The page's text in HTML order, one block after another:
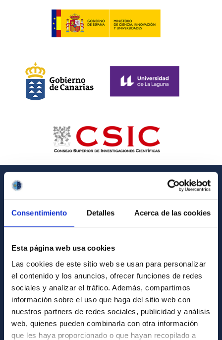
Consentimiento Detalles Acerca de las cookies
Esta página web usa cookies
Las cookies de este sitio web se usan para personalizar
el contenido y los anuncios, ofrecer funciones de redes
sociales y analizar el tráfico. Además, compartimos
información sobre el uso que haga del sitio web con
nuestros partners de redes sociales, publicidad y análisis
web, quienes pueden combinarla con otra información
que les haya proporcionado o que hayan recopilado a
Contacto
Directorio de personal
Biblioteca
Registro general
INFORMACIÓN INSTITUCIONAL
Legislación